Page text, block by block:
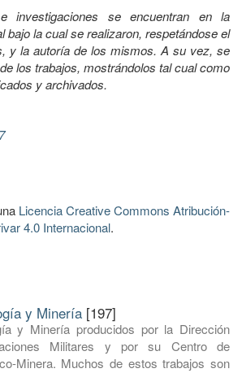
investigaciones se encuentran en la
bajo la cual se realizaron, respetándose el
y la autoría de los mismos. A su vez, se
los trabajos, mostrándolos tal cual como
y archivados.
Licencia Creative Commons Atribución-
4.0 Internacional.
y Minería [197]
y Minería producidos por la Dirección
Militares y por su Centro de
Minera. Muchos de estos trabajos son